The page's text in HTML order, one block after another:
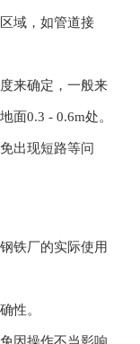
域，如管道接
来确定，一般来
面0.3 - 0.6m处。
出现短路等问
铁厂的实际使用
性。